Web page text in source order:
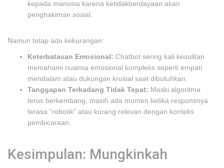
kepada manusia karena ketidakberdayaan akan
penghakiman sosial.
Namun tetap ada kekurangan:
Keterbatasan Emosional: Chatbot sering kali kesulitan
memahami nuansa emosional kompleks seperti empati
mendalam atau dukungan krusial saat dibutuhkan.
Tanggapan Terkadang Tidak Tepat: Meski algoritma
terus berkembang, masih ada momen ketika responsnya
terasa “robotik” atau kurang relevan dengan konteks
pembicaraan.
Kesimpulan: Mungkinkah